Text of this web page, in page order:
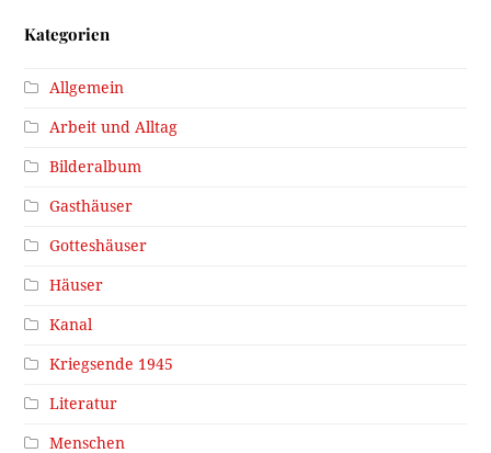
Kategorien
Allgemein
Arbeit und Alltag
Bilderalbum
Gasthäuser
Gotteshäuser
Häuser
Kanal
Kriegsende 1945
Literatur
Menschen